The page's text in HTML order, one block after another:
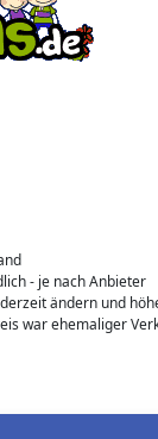
- je nach Anbieter
ändern und
war ehemaliger